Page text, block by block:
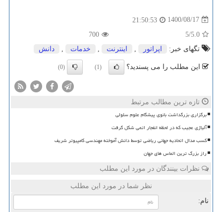
1400/08/17
21:50:53
5.0
/5
700
تگهای خبر:
اپراتور اینترنت خدمات دانش
این مطلب را می پسندید؟ (1)
(0)
تازه ترین مطالب مرتبط
برگزاری بزرگداشت بانوی پیشگام علوم سلولی
آلیاژی عجیب که در لحظه انفجار اتمی شکل گرفت
کسب مدال اتحادیه جهانی ریاضی توسط دانش آموخته مهندسی کامپیوتر شریف
راز بزرگ ترین الماس های جهان
نظرات بینندگان در مورد این مطلب
نظر شما در مورد این مطلب
نام: